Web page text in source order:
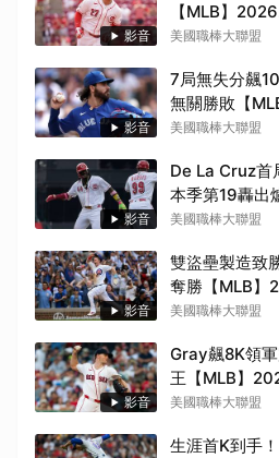
影音
【MLB】
美國職棒大聯盟
影音
7局無失分飆
無關勝敗【
美國職棒大聯盟
影音
De La Cruz首
本季第19轟
美國職棒大聯盟
影音
雙盜壘製造致
奪勝【MLB
美國職棒大聯盟
影音
Gray飆8K領
王【MLB】
美國職棒大聯盟
生涯首K到手
取消